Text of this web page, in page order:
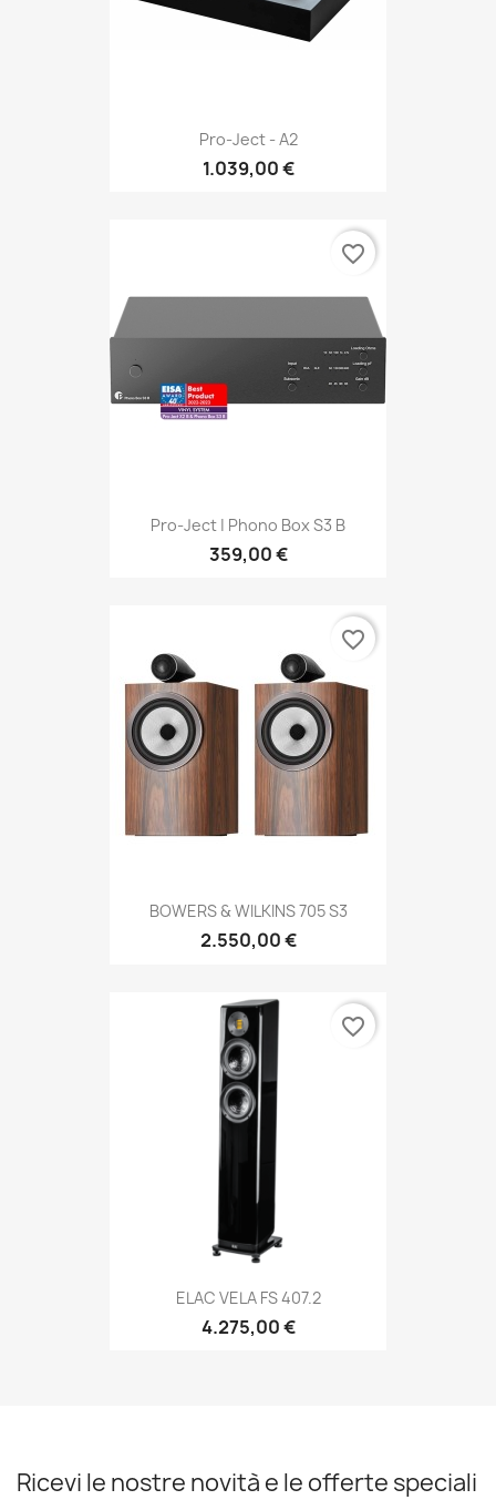
Pro-Ject - A2
1.039,00 €
Pro-Ject | Phono Box S3 B
359,00 €
favorite_border
BOWERS & WILKINS 705 S3
2.550,00 €
favorite_border
ELAC VELA FS 407.2
4.275,00 €
favorite_border
Ricevi le nostre novità e le offerte speciali